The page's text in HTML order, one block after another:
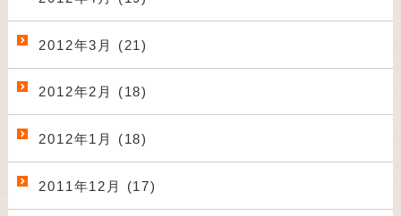
2012年3月 (21)
2012年2月 (18)
2012年1月 (18)
2011年12月 (17)